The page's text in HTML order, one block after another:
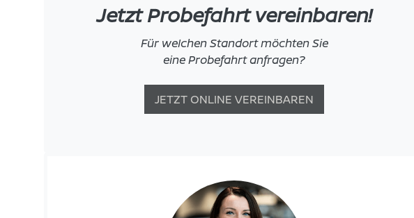
Jetzt Probefahrt vereinbaren!
Für welchen Standort möchten Sie
eine Probefahrt anfragen?
JETZT ONLINE VEREINBAREN